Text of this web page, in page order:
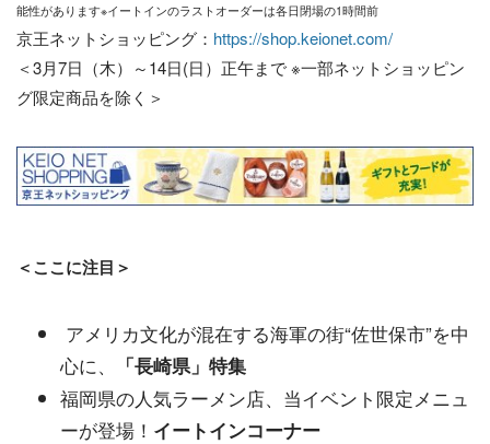
能性があります※イートインのラストオーダーは各日閉場の1時間前
京王ネットショッピング： https://shop.keionet.com/
＜3月7日（木）～14日(日）正午まで ※一部ネットショッピン
グ限定商品を除く＞
＜ここに注目＞
アメリカ文化が混在する海軍の街“佐世保市”を中
心に、
「長崎県」特集
福岡県の人気ラーメン店、当イベント限定メニュ
ーが登場！ イートインコーナー